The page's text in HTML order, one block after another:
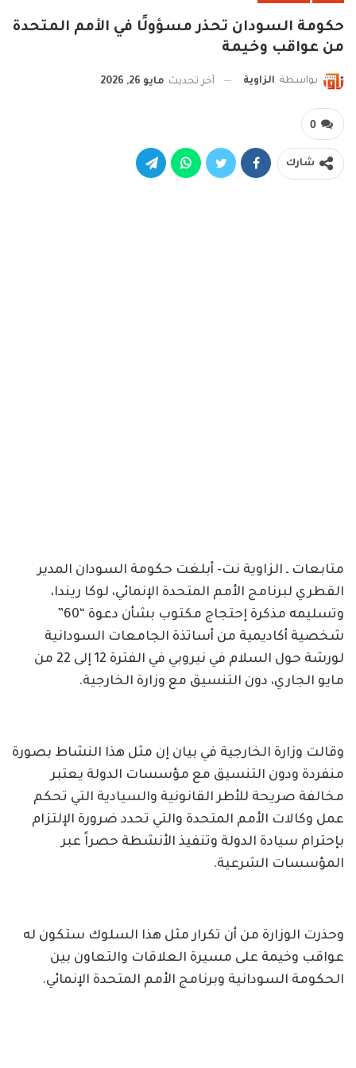
حكومة السودان تحذر مسؤولًا في الأمم المتحدة
من عواقب وخيمة
بواسطة الزاوية آخر تحديث مايو 26, 2026
0
شارك
متابعات ـ الزاوية نت- أبلغت حكومة السودان المدير
القطري لبرنامج الأمم المتحدة الإنمائي، لوكا ريندا،
وتسليمه مذكرة إحتجاج مكتوب بشأن دعوة “60”
شخصية أكاديمية من أساتذة الجامعات السودانية
لورشة حول السلام في نيروبي في الفترة 12 إلى 22 من
مايو الجاري، دون التنسيق مع وزارة الخارجية.
وقالت وزارة الخارجية في بيان إن مثل هذا النشاط بصورة
منفردة ودون التنسيق مع مؤسسات الدولة يعتبر
مخالفة صريحة للأطر القانونية والسيادية التي تحكم
عمل وكالات الأمم المتحدة والتي تحدد ضرورة الإلتزام
بإحترام سيادة الدولة وتنفيذ الأنشطة حصراً عبر
المؤسسات الشرعية.
وحذرت الوزارة من أن تكرار مثل هذا السلوك ستكون له
عواقب وخيمة على مسيرة العلاقات والتعاون بين
الحكومة السودانية وبرنامج الأمم المتحدة الإنمائي.